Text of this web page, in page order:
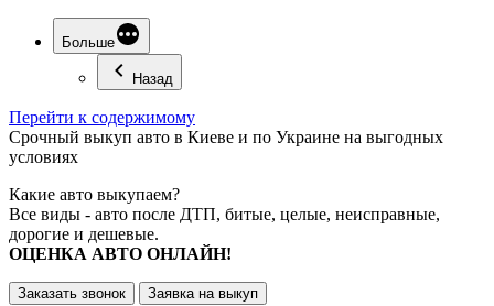
Больше
Назад
Перейти к содержимому
Срочный выкуп авто в Киеве и по Украине на выгодных
условиях
Какие авто выкупаем?
Все виды - авто после ДТП, битые, целые, неисправные,
дорогие и дешевые.
ОЦЕНКА АВТО ОНЛАЙН!
Заказать звонок Заявка на выкуп